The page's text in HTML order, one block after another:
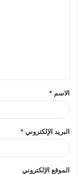
الاسم *
البريد الإلكتروني*
الموقع الإلكتروني